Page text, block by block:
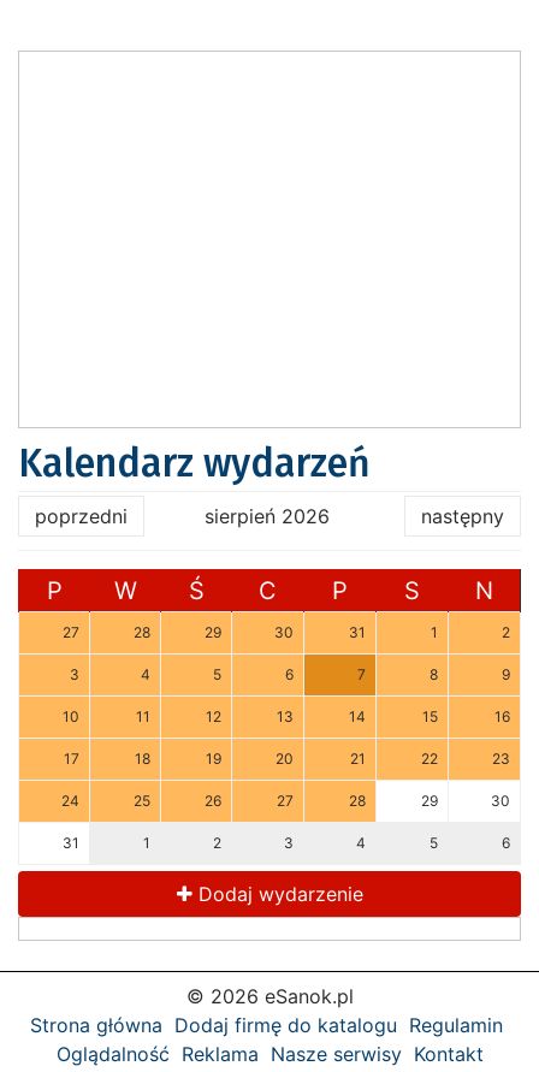
Kalendarz wydarzeń
poprzedni sierpień 2026 następny
P W Ś C P S N
27 28 29 30 31 1 2
3 4 5 6 7 8 9
10 11 12 13 14 15 16
17 18 19 20 21 22 23
24 25 26 27 28 29 30
31 1 2 3 4 5 6
Dodaj wydarzenie
© 2026 eSanok.pl
Strona główna Dodaj firmę do katalogu Regulamin
Oglądalność Reklama Nasze serwisy Kontakt